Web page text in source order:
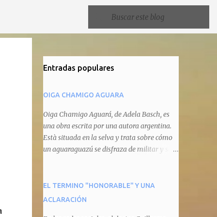
Entradas populares
OIGA CHAMIGO AGUARA
Oiga Chamigo Aguará, de Adela Basch, es
una obra escrita por una autora argentina.
Està situada en la selva y trata sobre cómo
un aguaraguazú se disfraza de militar y se
animal que pretenda circular por ahí. En
primera instancia aparece Teteu, el tero,
EL TERMINO "HONORABLE" Y UNA
ACLARACIÓN